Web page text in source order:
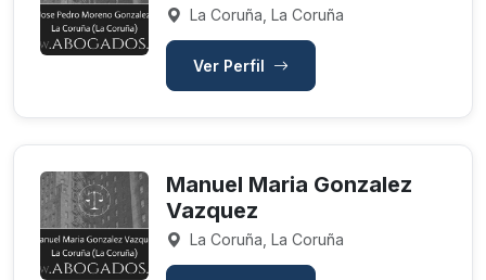
La Coruña, La Coruña
Ver Perfil
Manuel Maria Gonzalez
Vazquez
La Coruña, La Coruña